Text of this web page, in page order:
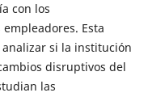
con los
Esta
si la institución
disruptivos del
las